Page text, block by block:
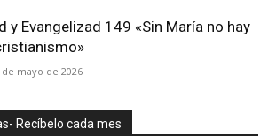
y Evangelizad 149 «Sin María no hay
de mayo de 2026
Recíbelo cada mes